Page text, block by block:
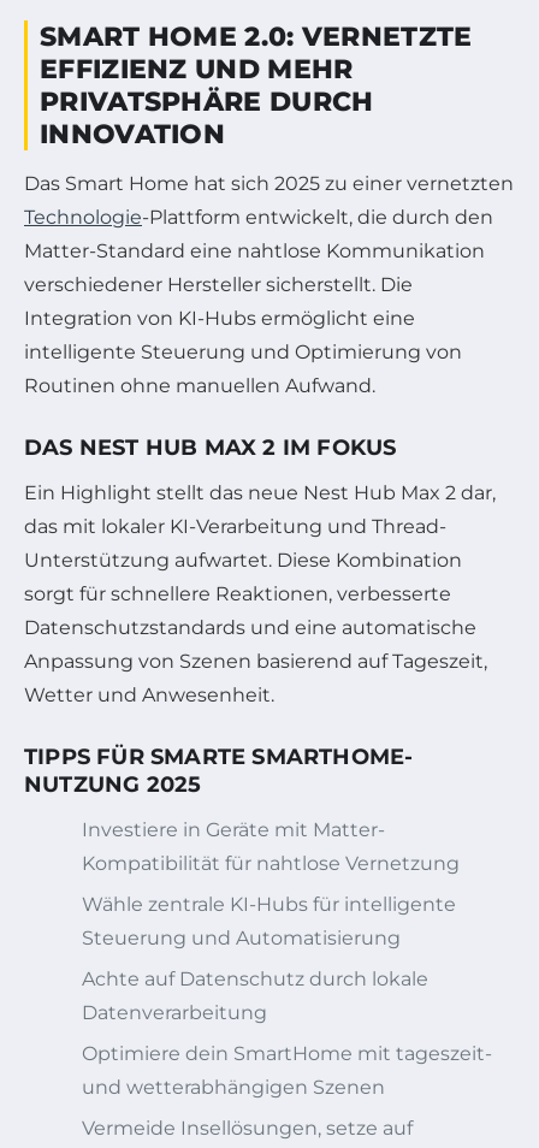
SMART HOME 2.0: VERNETZTE
EFFIZIENZ UND MEHR
PRIVATSPHÄRE DURCH
INNOVATION
Das Smart Home hat sich 2025 zu einer vernetzten
Technologie-Plattform entwickelt, die durch den
Matter-Standard eine nahtlose Kommunikation
verschiedener Hersteller sicherstellt. Die
Integration von KI-Hubs ermöglicht eine
intelligente Steuerung und Optimierung von
Routinen ohne manuellen Aufwand.
DAS NEST HUB MAX 2 IM FOKUS
Ein Highlight stellt das neue Nest Hub Max 2 dar,
das mit lokaler KI-Verarbeitung und Thread-
Unterstützung aufwartet. Diese Kombination
sorgt für schnellere Reaktionen, verbesserte
Datenschutzstandards und eine automatische
Anpassung von Szenen basierend auf Tageszeit,
Wetter und Anwesenheit.
TIPPS FÜR SMARTE SMARTHOME-
NUTZUNG 2025
Investiere in Geräte mit Matter-
Kompatibilität für nahtlose Vernetzung
Wähle zentrale KI-Hubs für intelligente
Steuerung und Automatisierung
Achte auf Datenschutz durch lokale
Datenverarbeitung
Optimiere dein SmartHome mit tageszeit-
und wetterabhängigen Szenen
Vermeide Insellösungen, setze auf